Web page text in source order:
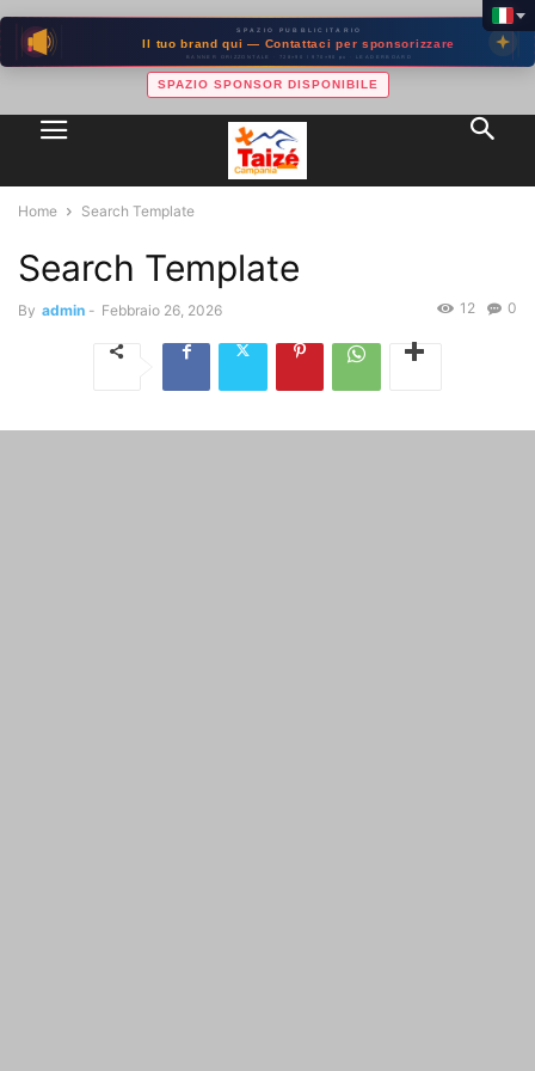
SPAZIO PUBBLICITARIO
Il tuo brand qui — Contattaci per sponsorizzare
BANNER ORIZZONTALE · 728×90 / 970×90 px · LEADERBOARD
SPAZIO SPONSOR DISPONIBILE
Home Search Template
Search Template
By admin - Febbraio 26, 2026 0
12